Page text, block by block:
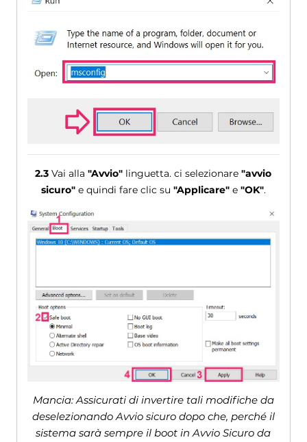
2.3 Vai alla"Avvio" linguetta. ci selezionare"avvio
sicuro"e quindi fare clic su "Applicare"e "OK".
Mancia: Assicurati di invertire tali modifiche da
deselezionando Avvio sicuro dopo che, perché il
sistema sarà sempre il boot in Avvio Sicuro da